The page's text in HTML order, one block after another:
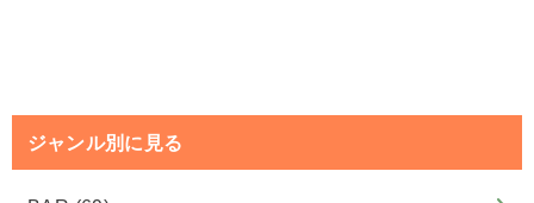
ジャンル別に見る